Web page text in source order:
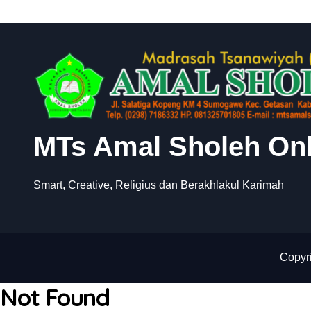
MTs Amal Sholeh
Smart, Creative, Religius dan Berakhlakul Karimah
Not Found